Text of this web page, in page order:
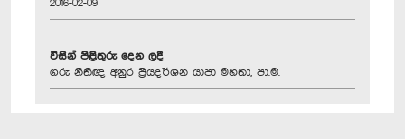
2016-02-09
විසින් පිළිතුරු දෙන ලදී
ගරු නීතිඥ අනුර ප්‍රියදර්ශන යාපා මහතා, පා.ම.